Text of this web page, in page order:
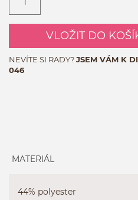
VLOŽIT DO
NEVÍTE SI RADY?JSEM VÁM K
046
MATERIÁL
44% polyester